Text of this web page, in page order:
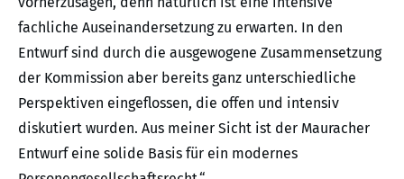
fachliche Auseinandersetzung zu erwarten. In den
Entwurf sind durch die ausgewogene Zusammensetzung
der Kommission aber bereits ganz unterschiedliche
Perspektiven eingeflossen, die offen und intensiv
diskutiert wurden. Aus meiner Sicht ist der Mauracher
Entwurf eine solide Basis für ein modernes